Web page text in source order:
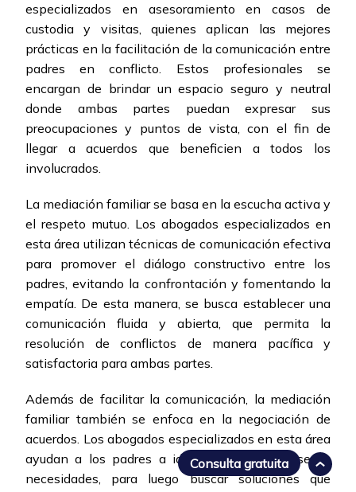
especializados en asesoramiento en casos de
custodia y visitas, quienes aplican las mejores
prácticas en la facilitación de la comunicación entre
padres en conflicto. Estos profesionales se
encargan de brindar un espacio seguro y neutral
donde ambas partes puedan expresar sus
preocupaciones y puntos de vista, con el fin de
llegar a acuerdos que beneficien a todos los
involucrados.
La mediación familiar se basa en la escucha activa y
el respeto mutuo. Los abogados especializados en
esta área utilizan técnicas de comunicación efectiva
para promover el diálogo constructivo entre los
padres, evitando la confrontación y fomentando la
empatía. De esta manera, se busca establecer una
comunicación fluida y abierta, que permita la
resolución de conflictos de manera pacífica y
satisfactoria para ambas partes.
Además de facilitar la comunicación, la mediación
familiar también se enfoca en la negociación de
acuerdos. Los abogados especializados en esta área
ayudan a los padres a identificar sus intereses y
necesidades, para luego buscar soluciones que
Consulta gratuita